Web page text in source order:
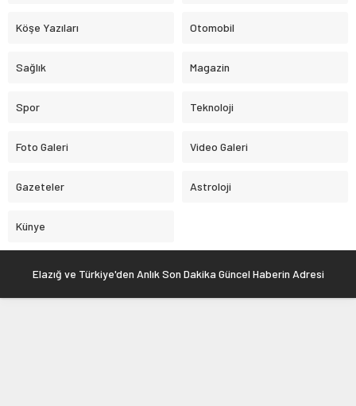
Köşe Yazıları Otomobil
Sağlık Magazin
Spor Teknoloji
Foto Galeri Video Galeri
Gazeteler Astroloji
Künye
Elazığ ve Türkiye'den Anlık Son Dakika Güncel Haberin Adresi